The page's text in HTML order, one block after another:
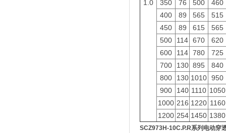
1.0
350
76 500
460
400
89 565
515
450
89 615
565
500
114 670
620
600
114 780
725
700
130 895
840
800
130 1010 950
900
140 1110 1050
1000 216 1220 1160
1200 254 1450 1380
SCZ973H-10C.P.R系列电动穿